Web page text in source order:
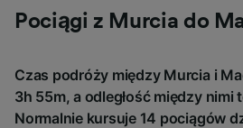
Pociągi z Murcia do
Czas podróży między Murcia i
3h 55m, a odległość między nimi
Normalnie kursuje 14 pociągów
and/or access information on
Personalised advertising and
audience research and
List of Partners